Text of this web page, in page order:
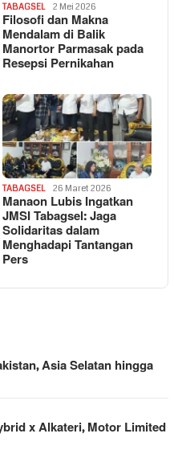
TABAGSEL 2 Mei 2026
Filosofi dan Makna
Mendalam di Balik
Manortor Parmasak pada
Resepsi Pernikahan
TABAGSEL 26 Maret 2026
Manaon Lubis Ingatkan
JMSI Tabagsel: Jaga
Solidaritas dalam
Menghadapi Tantangan
Pers
Asia Selatan hingga
x Alkateri, Motor Limited